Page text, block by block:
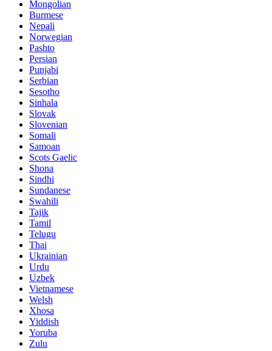
Mongolian
Burmese
Nepali
Norwegian
Pashto
Persian
Punjabi
Serbian
Sesotho
Sinhala
Slovak
Slovenian
Somali
Samoan
Scots Gaelic
Shona
Sindhi
Sundanese
Swahili
Tajik
Tamil
Telugu
Thai
Ukrainian
Urdu
Uzbek
Vietnamese
Welsh
Xhosa
Yiddish
Yoruba
Zulu